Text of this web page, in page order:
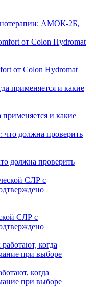
АМОК-2Б,
от Colon Hydromat
применяется и какие
должна проверить
СЛР с
когда
при выборе